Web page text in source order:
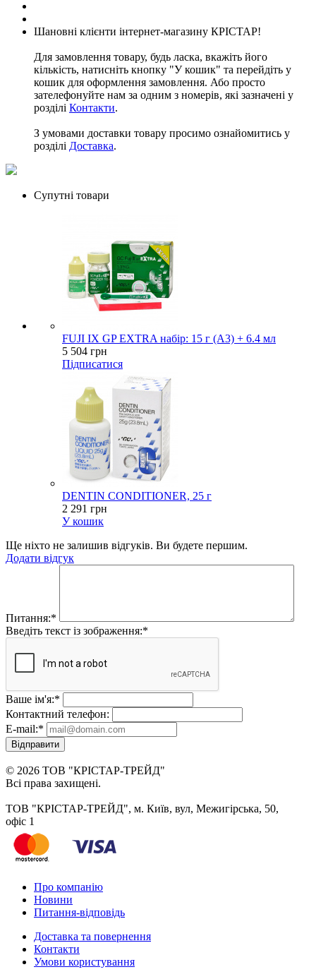
Шановні клієнти інтернет-магазину КРІСТАР!
Для замовлення товару, будь ласка, вкажіть його
кількість, натисніть кнопку "У кошик" та перейдіть у
кошик для оформлення замовлення. Або просто
зателефонуйте нам за одним з номерів, які зазначені у
розділі Контакти.
З умовами доставки товару просимо ознайомитись у
розділі Доставка.
Супутні товари
FUJI IX GP EXTRA набір: 15 г (A3) + 6.4 мл
5 504 грн
Підписатися
DENTIN CONDITIONER, 25 г
2 291 грн
У кошик
Ще ніхто не залишив відгуків. Ви будете першим.
Додати відгук
Питання:*
Введіть текст із зображення:*
Ваше ім'я:*
Контактний телефон:
E-mail:*
Відправити
© 2026 ТОВ "КРІСТАР-ТРЕЙД"
Всі права захищені.
ТОВ "КРІСТАР-ТРЕЙД", м. Київ, вул, Межигірська, 50,
офіс 1
Про компанію
Новини
Питання-відповідь
Доставка та повернення
Контакти
Умови користування